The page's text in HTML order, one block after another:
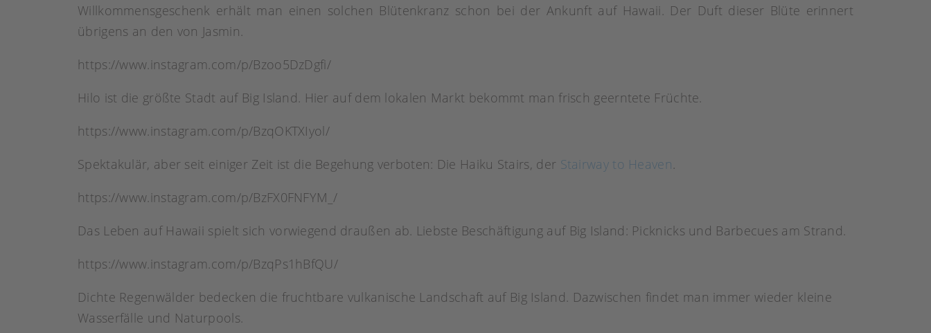
Willkommensgeschenk erhält man einen solchen Blütenkranz schon bei der Ankunft auf Hawaii. Der Duft dieser Blüte erinnert
übrigens an den von Jasmin.
https://www.instagram.com/p/Bzoo5DzDgfi/
Hilo ist die größte Stadt auf Big Island. Hier auf dem lokalen Markt bekommt man frisch geerntete Früchte.
https://www.instagram.com/p/BzqOKTXIyol/
Spektakulär, aber seit einiger Zeit ist die Begehung verboten: Die Haiku Stairs, der Stairway to Heaven.
https://www.instagram.com/p/BzFX0FNFYM_/
Das Leben auf Hawaii spielt sich vorwiegend draußen ab. Liebste Beschäftigung auf Big Island: Picknicks und Barbecues am Strand.
https://www.instagram.com/p/BzqPs1hBfQU/
Dichte Regenwälder bedecken die fruchtbare vulkanische Landschaft auf Big Island. Dazwischen findet man immer wieder kleine
Wasserfälle und Naturpools.